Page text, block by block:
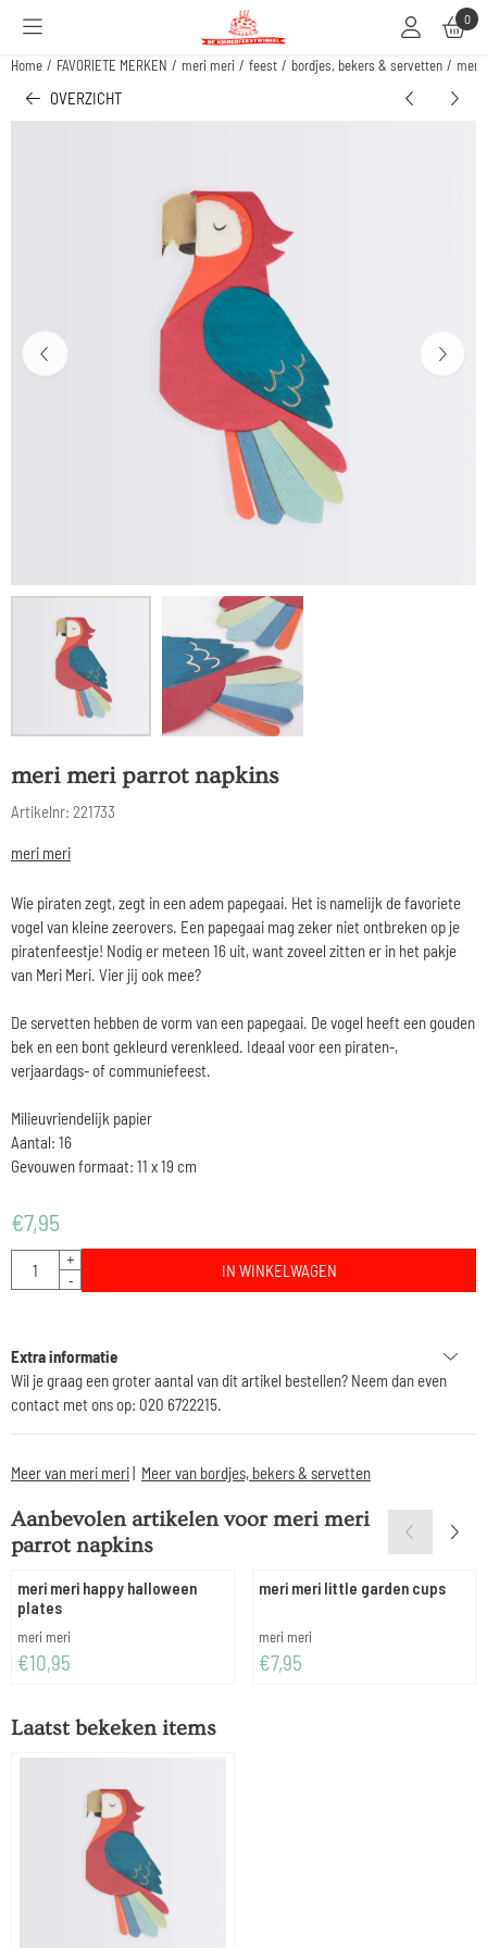
Cookievoorkeuren zijn beschikbaar. Kies instellingen of sta alle cookies toe.0
Home / FAVORIETE MERKEN / meri meri / feest / bordjes, bekers & servetten / meri
OVERZICHT
meri meri parrot napkins
Artikelnr: 221733
meri meri
Wie piraten zegt, zegt in een adem papegaai. Het is namelijk de favoriete
vogel van kleine zeerovers. Een papegaai mag zeker niet ontbreken op je
piratenfeestje! Nodig er meteen 16 uit, want zoveel zitten er in het pakje
van Meri Meri. Vier jij ook mee?
De servetten hebben de vorm van een papegaai. De vogel heeft een gouden
bek en een bont gekleurd verenkleed. Ideaal voor een piraten-,
verjaardags- of communiefeest.
Milieuvriendelijk papier
Aantal: 16
Gevouwen formaat: 11 x 19 cm
€7,95
Aantal
+
-
IN WINKELWAGEN
Extra informatie
Wil je graag een groter aantal van dit artikel bestellen? Neem dan even
contact met ons op: 020 6722215.
Meer van meri meri| Meer van bordjes, bekers & servetten
Aanbevolen artikelen voormeri meri
parrot napkins
meri meri happy halloween
plates
Merk:
meri meri
Prijs: 10,95
€10,95
meri meri little garden cups
Merk:
meri meri
Prijs: 7,95
€7,95
Laatst bekeken items